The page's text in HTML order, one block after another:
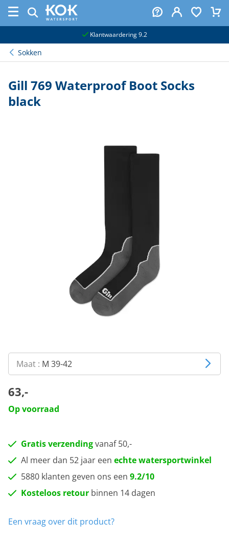
Klantwaardering 9.2
Sokken
Gill 769 Waterproof Boot Socks
black
Maat : M 39-42
63,-
Op voorraad
Gratis verzendingvanaf 50,-
Al meer dan 52 jaar een echte watersportwinkel
5880 klanten geven ons een 9.2/10
Kosteloos retour binnen 14 dagen
Een vraag over dit product?